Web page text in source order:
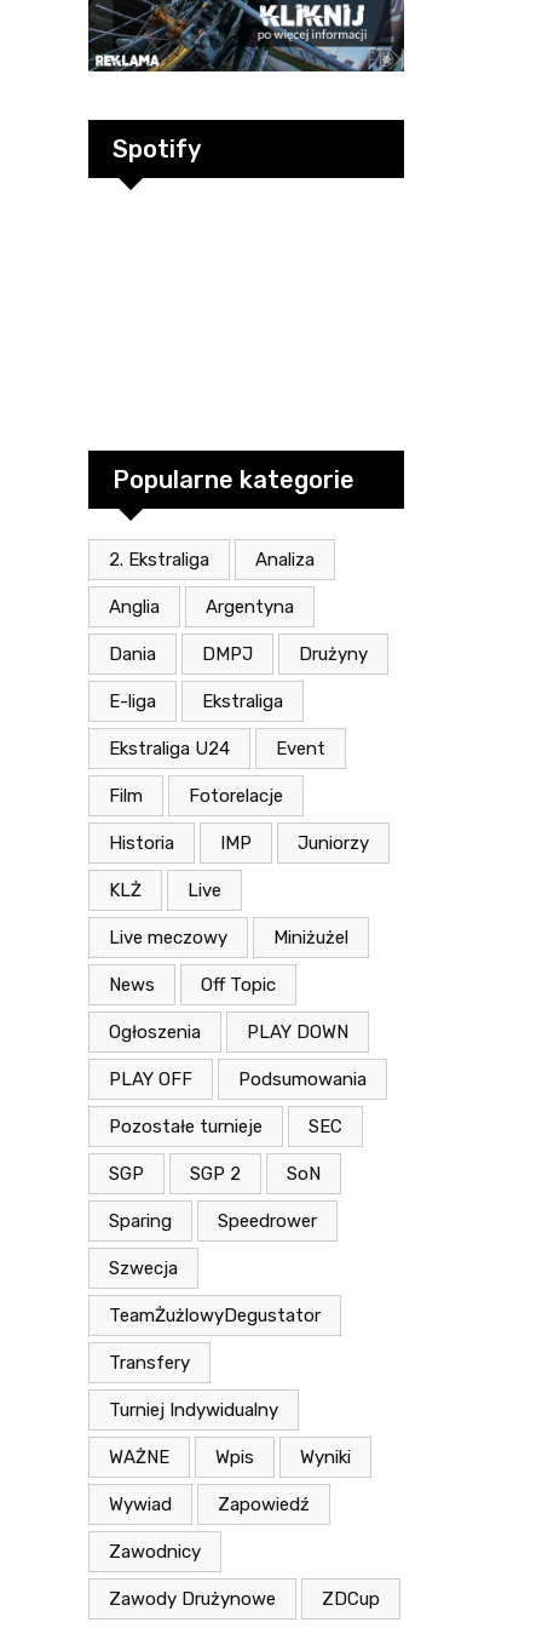
Spotify
Popularne kategorie
2. Ekstraliga Analiza
Anglia Argentyna
Dania DMPJ Drużyny
E-liga Ekstraliga
Ekstraliga U24 Event
Film Fotorelacje
Historia IMP Juniorzy
KLŻ Live
Live meczowy Miniżużel
News Off Topic
Ogłoszenia PLAY DOWN
PLAY OFF Podsumowania
Pozostałe turnieje SEC
SGP SGP 2 SoN
Sparing Speedrower
Szwecja
TeamŻużlowyDegustator
Transfery
Turniej Indywidualny
WAŻNE Wpis Wyniki
Wywiad Zapowiedź
Zawodnicy
Zawody Drużynowe ZDCup